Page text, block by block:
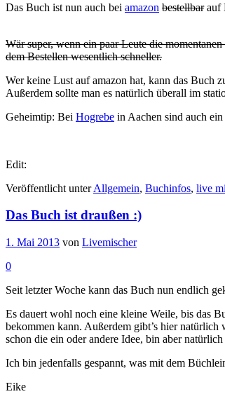
Das Buch ist nun auch bei amazon bestellbarauf
Wär super, wenn ein paar Leute die
dem Bestellen wesentlich schneller.
Wer keine Lust auf amazon hat, kann das Buch
Außerdem sollte man es natürlich überall im
Geheimtip: Bei Hogrebe in Aachen sind auch
Edit:
Veröffentlicht unterAllgemein, Buchinfos, live
Das Buch ist draußen :)
1. Mai 2013 von Livemischer
0
Seit letzter Woche kann das Buch nun endlich
Es dauert wohl noch eine kleine Weile, bis das
bekommen kann. Außerdem gibt’s hier
schon die ein oder andere Idee, bin aber
Ich bin jedenfalls gespannt, was mit dem
Eike